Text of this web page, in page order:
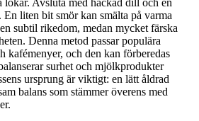
liten bit smör kan smälta på varma
subtil rikedom, medan mycket färska
Denna metod passar populära
kafémenyer, och den kan förberedas
surhet och mjölkprodukter
ursprung är viktigt: en lätt åldrad
balans som stämmer överens med